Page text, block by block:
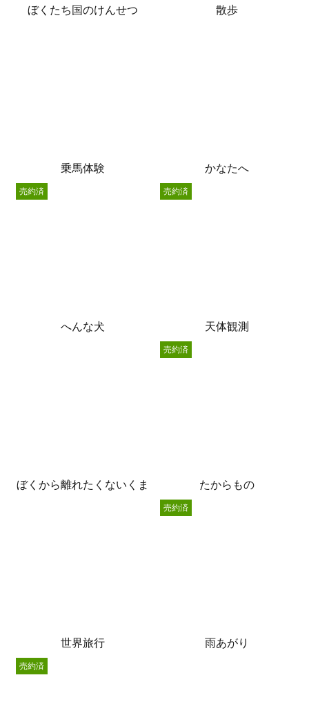
ぼくたち国のけんせつ 散歩
乗馬体験 かなたへ
へんな犬
売約済
天体観測
売約済
ぼくから離れたくないくま たからもの
売約済
世界旅行 雨あがり
売約済
売約済